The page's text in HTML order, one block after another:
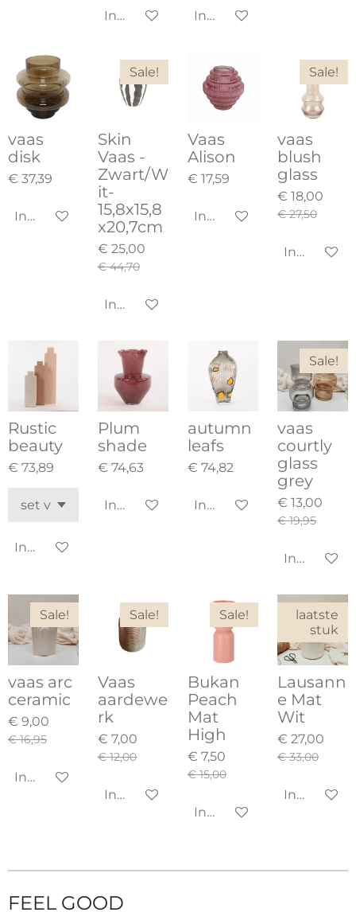
In winkelwagenIn winkelwagen
vaas
disk
€ 37,39
In winkelwagen
Sale!
Skin
Vaas -
Zwart/W
it-
15,8x15,8
x20,7cm
€ 25,00
€ 44,70
In winkelwagen
Vaas
Alison
€ 17,59
In winkelwagen
Sale!
vaas
blush
glass
€ 18,00
€ 27,50
In
Rustic
beauty
€ 73,89
In winkelwagen
Plum
shade
€ 74,63
In winkelwagen
autumn
leafs
€ 74,82
In winkelwagen
Sale!
vaas
courtly
glass
grey
€ 13,00
€ 19,95
In
Sale!
vaas arc
ceramic
€ 9,00
€ 16,95
In winkelwagen
Sale!
Vaas
aardewe
rk
€ 7,00
€ 12,00
In winkelwagen
Sale!
Bukan
Peach
Mat
High
€ 7,50
€ 15,00
In winkelwagen
laatste
stuk
Lausann
e Mat
Wit
€ 27,00
€ 33,00
In
FEEL GOOD